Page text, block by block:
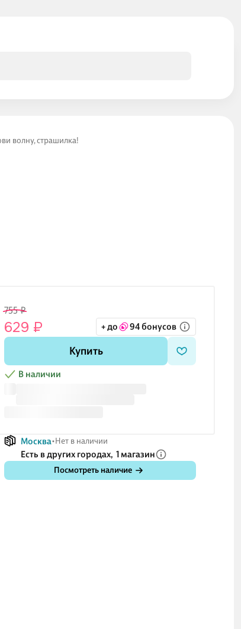
волну, страшилка!
755 ₽
629 ₽ + до 94 бонусов
Купить
В наличии
Москва Нет в наличии
Есть в других городах, 1 магазин
Посмотреть наличие